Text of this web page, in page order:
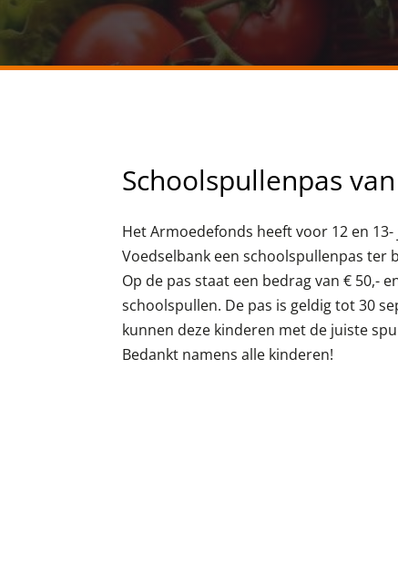
Schoolspullenpas
Het Armoedefonds heeft voor 12 en
Voedselbank een schoolspullenpas ter
Op de pas staat een bedrag van € 50,-
schoolspullen. De pas is geldig tot 30
kunnen deze kinderen met de juiste
Bedankt namens alle kinderen!